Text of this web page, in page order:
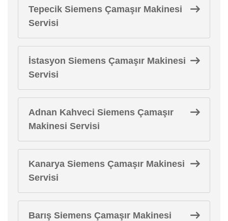
Tepecik Siemens Çamaşır Makinesi
Servisi
İstasyon Siemens Çamaşır Makinesi
Servisi
Adnan Kahveci Siemens Çamaşır
Makinesi Servisi
Kanarya Siemens Çamaşır Makinesi
Servisi
Barış Siemens Çamaşır Makinesi